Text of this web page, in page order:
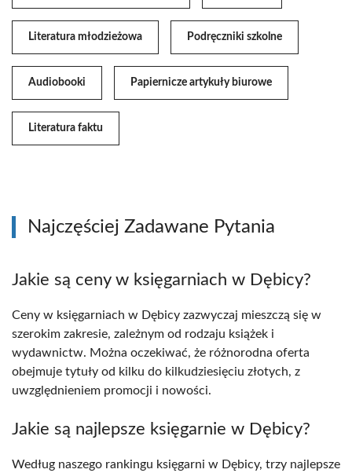
Literatura młodzieżowa Podręczniki szkolne
Audiobooki Papiernicze artykuły biurowe
Literatura faktu
Najczęściej Zadawane Pytania
Jakie są ceny w księgarniach w Dębicy?
Ceny w księgarniach w Dębicy zazwyczaj mieszczą się w
szerokim zakresie, zależnym od rodzaju książek i
wydawnictw. Można oczekiwać, że różnorodna oferta
obejmuje tytuły od kilku do kilkudziesięciu złotych, z
uwzględnieniem promocji i nowości.
Jakie są najlepsze księgarnie w Dębicy?
Według naszego rankingu księgarni w Dębicy, trzy najlepsze